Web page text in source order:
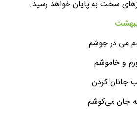
سخت به پایان خواهد رسید.
می در جوشم
و خاموشم
جانان کردن
به جان می‌کوشم